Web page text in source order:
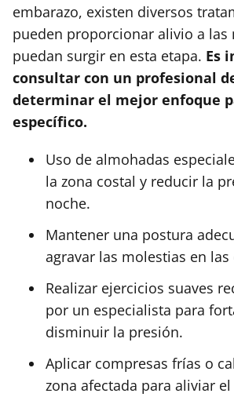
embarazo, existen diversos
pueden proporcionar alivio a las
puedan surgir en esta etapa. Es
consultar con un profesional
determinar el mejor enfoque
específico.
Uso de almohadas
la zona costal y reducir la
noche.
Mantener una postura
agravar las molestias en
Realizar ejercicios suaves
por un especialista para
disminuir la presión.
Aplicar compresas frías o
zona afectada para aliviar